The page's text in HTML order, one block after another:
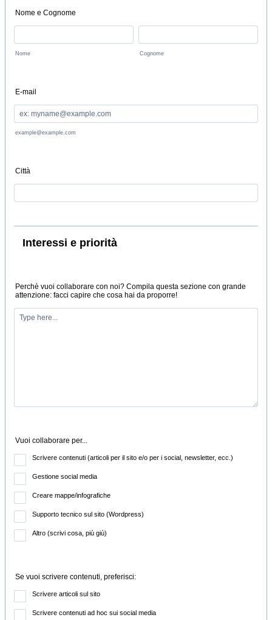
Nome e Cognome
Nome Cognome
E-mail
example@example.com
Città
Interessi e priorità
Perchè vuoi collaborare con noi? Compila questa sezione con grande
attenzione: facci capire che cosa hai da proporre!
Vuoi collaborare per...
Scrivere contenuti (articoli per il sito e/o per i social, newsletter, ecc.)
Gestione social media
Creare mappe/infografiche
Supporto tecnico sul sito (Wordpress)
Altro (scrivi cosa, più giù)
Se vuoi scrivere contenuti, preferisci:
Scrivere articoli sul sito
Scrivere contenuti ad hoc sui social media